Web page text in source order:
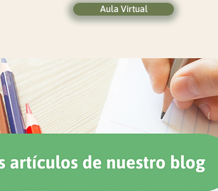
Aula Virtual